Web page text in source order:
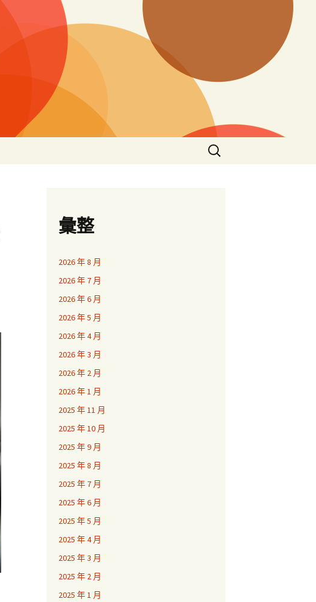
搜
尋
彙整
2026 年 8 月
2026 年 7 月
2026 年 6 月
2026 年 5 月
2026 年 4 月
2026 年 3 月
2026 年 2 月
2026 年 1 月
2025 年 11 月
2025 年 10 月
2025 年 9 月
2025 年 8 月
2025 年 7 月
2025 年 6 月
2025 年 5 月
2025 年 4 月
2025 年 3 月
2025 年 2 月
2025 年 1 月